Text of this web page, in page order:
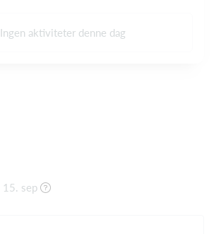
Ingen aktiviteter denne dag
15. sep